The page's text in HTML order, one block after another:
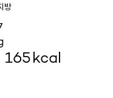
방
165kcal